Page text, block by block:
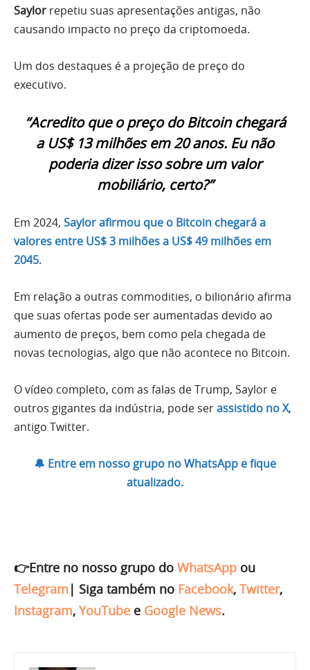
Saylor repetiu suas apresentações antigas, não
causando impacto no preço da criptomoeda.
Um dos destaques é a projeção de preço do
executivo.
“Acredito que o preço do Bitcoin chegará
a US$ 13 milhões em 20 anos. Eu não
poderia dizer isso sobre um valor
mobiliário, certo?”
Em 2024, Saylor afirmou que o Bitcoin chegará a
valores entre US$ 3 milhões a US$ 49 milhões em
2045.
Em relação a outras commodities, o bilionário afirma
que suas ofertas pode ser aumentadas devido ao
aumento de preços, bem como pela chegada de
novas tecnologias, algo que não acontece no Bitcoin.
O vídeo completo, com as falas de Trump, Saylor e
outros gigantes da indústria, pode serassistido no X,
antigo Twitter.
🔔 Entre em nosso grupo no WhatsApp e fique
atualizado.
👉Entre no nosso grupo do WhatsApp ou
Telegram | Siga também no Facebook, Twitter,
Instagram, YouTube e Google News.